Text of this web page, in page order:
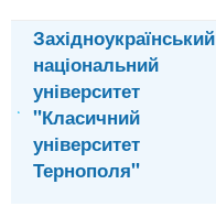
Західноукраїнський
національний
університет
"Класичний
університет
Тернополя"